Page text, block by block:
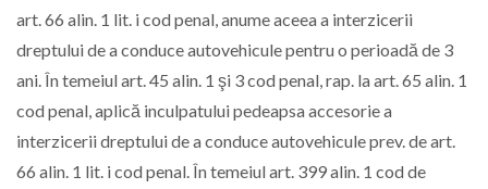
art. 66 alin. 1 lit. i cod penal, anume aceea a interzicerii
dreptului de a conduce autovehicule pentru o perioadă de 3
ani. În temeiul art. 45 alin. 1 şi 3 cod penal, rap. la art. 65 alin. 1
cod penal, aplică inculpatului pedeapsa accesorie a
interzicerii dreptului de a conduce autovehicule prev. de art.
66 alin. 1 lit. i cod penal. În temeiul art. 399 alin. 1 cod de